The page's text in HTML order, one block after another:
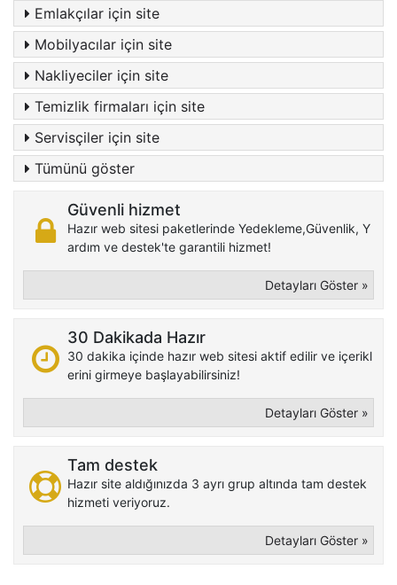
Emlakçılar için site
Mobilyacılar için site
Nakliyeciler için site
Temizlik firmaları için site
Servisçiler için site
Tümünü göster
Güvenli hizmet
Hazır web sitesi paketlerinde Yedekleme,Güvenlik, Y
ardım ve destek'te garantili hizmet!
Detayları Göster »
30 Dakikada Hazır
30 dakika içinde hazır web sitesi aktif edilir ve içerikl
erini girmeye başlayabilirsiniz!
Detayları Göster »
Tam destek
Hazır site aldığınızda 3 ayrı grup altında tam destek
hizmeti veriyoruz.
Detayları Göster »